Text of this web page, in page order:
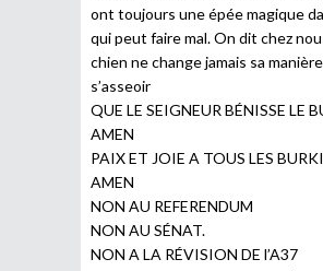
ont toujours une épée magique
qui peut faire mal. On dit chez
chien ne change jamais sa
s’asseoir
QUE LE SEIGNEUR BÉNISSE LE
AMEN
PAIX ET JOIE A TOUS LES
AMEN
NON AU REFERENDUM
NON AU SÉNAT.
NON A LA RÉVISION DE l’A37